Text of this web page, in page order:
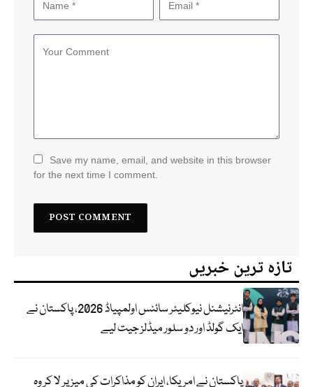
Save my name, email, and website in this browser
for the next time I comment.
تازہ ترین خبریں
انٹرنیشنل نیوکلیئر سائنس اولمپیاڈ 2026، پاکستان نے
ایک گولڈ اور دو سلور میڈلز جیت لیے
پاکستان نے امریکا، ایران کو مذاکرات کی میز پر لا کر وہ